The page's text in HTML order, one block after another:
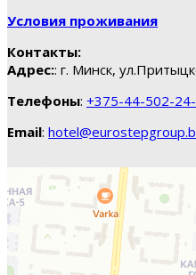
Условия проживания
Контакты:
Адрес:: г. Минск,
Телефоны: +375-44-502-
Email: